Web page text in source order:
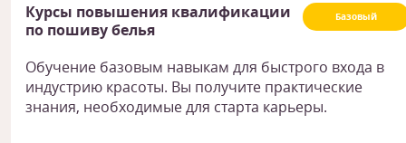
Базовый
Курсы повышения квалификации
по пошиву белья
Обучение базовым навыкам для быстрого входа в
индустрию красоты. Вы получите практические
знания, необходимые для старта карьеры.